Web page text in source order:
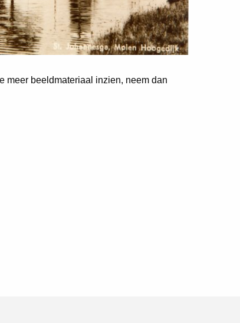
meer beeldmateriaal inzien, neem dan